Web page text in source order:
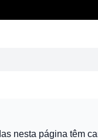
nesta página têm